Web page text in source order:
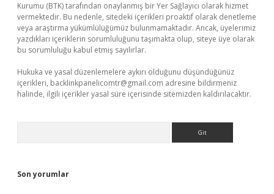
Kurumu (BTK) tarafından onaylanmış bir Yer Sağlayıcı olarak hizmet
vermektedir. Bu nedenle, sitedeki içerikleri proaktif olarak denetleme
veya araştırma yükümlülüğümüz bulunmamaktadır. Ancak, üyelerimiz
yazdıkları içeriklerin sorumluluğunu taşımakta olup, siteye üye olarak
bu sorumluluğu kabul etmiş sayılırlar.
Hukuka ve yasal düzenlemelere aykırı olduğunu düşündüğünüz
içerikleri, backlinkpanelicomtr@gmail.com adresine bildirmeniz
halinde, ilgili içerikler yasal süre içerisinde sitemizden kaldırılacaktır.
Son yorumlar